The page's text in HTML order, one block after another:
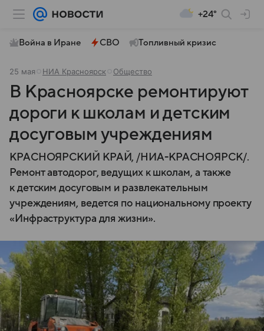
+24°
Война в Иране СВО Топливный кризис
25 мая НИА Красноярск Общество
В Красноярске ремонтируют
дороги к школам и детским
досуговым учреждениям
КРАСНОЯРСКИЙ КРАЙ, /НИА-КРАСНОЯРСК/.
Ремонт автодорог, ведущих к школам, а также
к детским досуговым и развлекательным
учреждениям, ведется по национальному проекту
«Инфраструктура для жизни».